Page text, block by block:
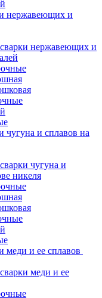
нержавеющих и
нержавеющих и
чугуна и сплавов на
чугуна и
никеля
меди и ее сплавов
меди и ее